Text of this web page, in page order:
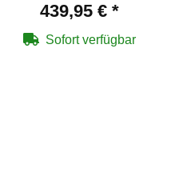
(P18) + 100
Rubberballs
439,95 € *
Sofort verfügbar